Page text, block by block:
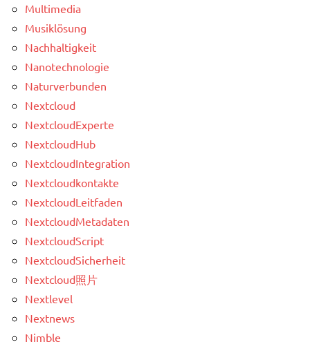
Multimedia
Musiklösung
Nachhaltigkeit
Nanotechnologie
Naturverbunden
Nextcloud
NextcloudExperte
NextcloudHub
NextcloudIntegration
Nextcloudkontakte
NextcloudLeitfaden
NextcloudMetadaten
NextcloudScript
NextcloudSicherheit
Nextcloud照片
Nextlevel
Nextnews
Nimble